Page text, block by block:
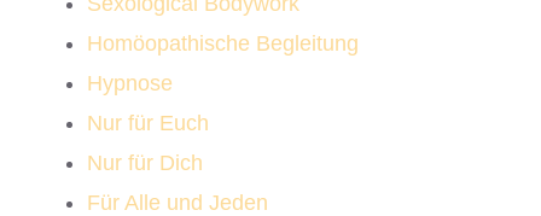
Homöopathische Begleitung
Hypnose
Nur für Euch
Nur für Dich
Für Alle und Jeden